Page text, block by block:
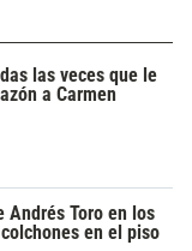
las veces que le
a Carmen
Andrés Toro en los
en el piso